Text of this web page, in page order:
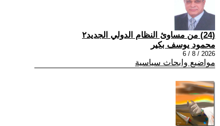
(24) من مساوئ النظام الدولي الجديد٢
محمود يوسف بكير
2026 / 8 / 6
مواضيع وابحاث سياسية